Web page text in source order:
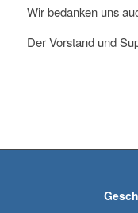
Wir bedanken uns
Der Vorstand und